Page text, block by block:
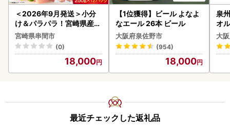
＜2026年9月発送＞小分
け＆パラパラ！宮崎県産鶏
ももカット合計3kg_K043
-009-2609
宮崎県串間市
(0)
18,000
【1位獲得】ビール よなよ
なエール 26本 ビール
大阪府泉佐野市
(954)
18,000
泉
オ
大
最近チェックした返礼品